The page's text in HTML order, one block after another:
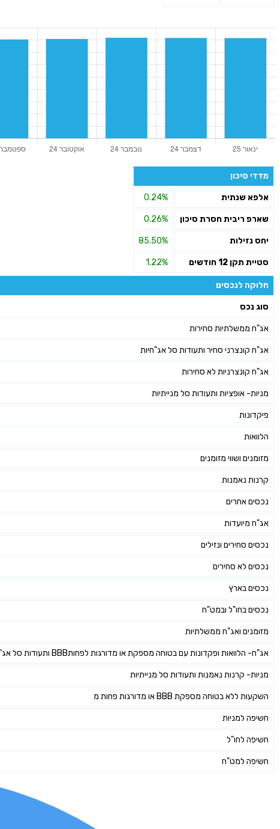
מדדי סיכון
אלפא שנתית 0.24%
שארפ ריבית חסרת סיכון 0.26%
יחס נזילות 85.50%
סטיית תקן 12 חודשים 1.22%
חלוקה לנכסים
סוג נכס
אג"ח ממשלתיות סחירות
אג"ח קונצרני סחיר ותעודות סל אג"חיות
אג"ח קונצרניות לא סחירות
מניות- אופציות ותעודות סל מנייתיות
פיקדונות
הלוואות
מזומנים ושווי מזומנים
קרנות נאמנות
נכסים אחרים
אג"ח מיועדות
נכסים סחירים ונזילים
נכסים לא סחירים
נכסים בארץ
נכסים בחו"ל ובמט"ח
מזומנים ואג"ח ממשלתיות
אג"ח- הלוואות ופקדונות עם בטוחה מספקת או מדורגות לפחותBBB ותעודות סל אג"חיות
מניות- קרנות נאמנות ותעודות סל מנייתיות
השקעות ללא בטוחה מספקת BBB או מדורגות פחות מ
חשיפה למניות
חשיפה לחו"ל
חשיפה למט"ח